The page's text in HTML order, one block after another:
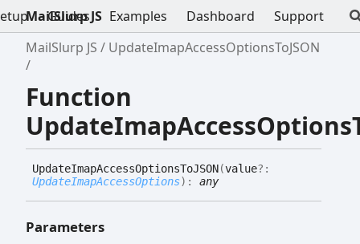
Guides Examples Dashboard Support
MailSlurp JS
MailSlurp JS
UpdateImapAccessOptionsToJSON
Function
UpdateImapAccessOptionsToJSON(value?:
UpdateImapAccessOptions) : any
Parameters